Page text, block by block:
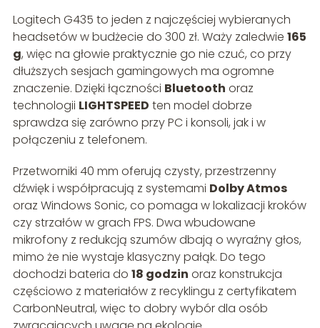
Logitech G435 to jeden z najczęściej wybieranych
headsetów w budżecie do 300 zł. Waży zaledwie 165
g, więc na głowie praktycznie go nie czuć, co przy
dłuższych sesjach gamingowych ma ogromne
znaczenie. Dzięki łączności Bluetooth oraz
technologii LIGHTSPEED ten model dobrze
sprawdza się zarówno przy PC i konsoli, jak i w
połączeniu z telefonem.
Przetworniki 40 mm oferują czysty, przestrzenny
dźwięk i współpracują z systemami Dolby Atmos
oraz Windows Sonic, co pomaga w lokalizacji kroków
czy strzałów w grach FPS. Dwa wbudowane
mikrofony z redukcją szumów dbają o wyraźny głos,
mimo że nie wystaje klasyczny pałąk. Do tego
dochodzi bateria do 18 godzin oraz konstrukcja
częściowo z materiałów z recyklingu z certyfikatem
CarbonNeutral, więc to dobry wybór dla osób